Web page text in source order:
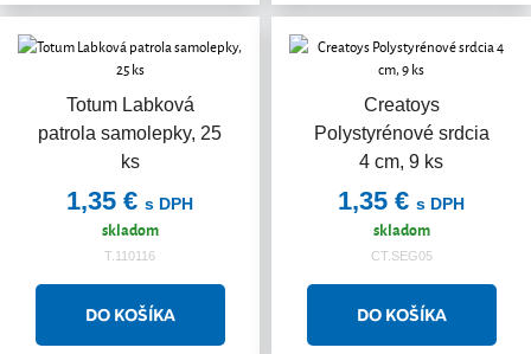
Totum Labková
patrola samolepky, 25
ks
1,35 € s DPH
skladom
T.110116
Creatoys
Polystyrénové srdcia
4 cm, 9 ks
1,35 € s DPH
skladom
CT.SEG05